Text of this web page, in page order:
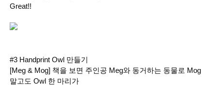
Great!!
#3 Handprint Owl 만들기
[Meg & Mog] 책을 보면 주인공 Meg와 동거하는 동물로 Mog
말고도 Owl 한 마리가